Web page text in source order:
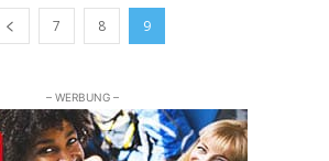
7 8 9
– WERBUNG –